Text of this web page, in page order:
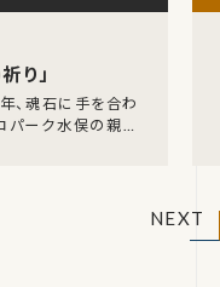
り」
、魂石に手を合わ
パーク水俣の親水
NEXT